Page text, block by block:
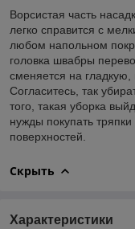
Ворсистая часть
легко справится с
любом напольном
головка швабры
сменяется на
Согласитесь, так
того, такая уборка
нужды покупать
поверхностей.
Скрыть
Характеристики